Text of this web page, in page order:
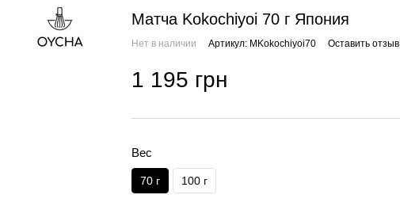
Матча Kokochiyoi 70 г Япония
Нет в наличии Артикул: MKokochiyoi70 Оставить отзыв
1 195 грн
Вес
70 г 100 г